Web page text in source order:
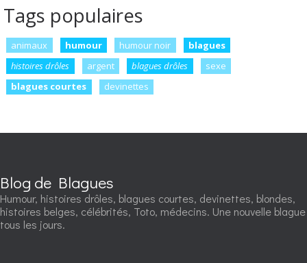
Tags populaires
animaux humour humour noir
blagues
histoires drôles
argent blagues drôles
sexe
blagues courtes
devinettes
Blog de Blagues
Humour, histoires drôles, blagues courtes, devinettes, blondes,
histoires belges, célébrités, Toto, médecins. Une nouvelle blague
tous les jours.